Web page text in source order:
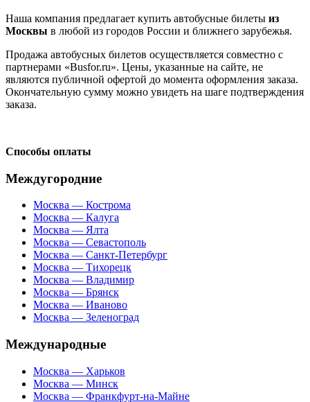
Наша компания предлагает купить автобусные билеты из
Москвы в любой из городов России и ближнего зарубежья.
Продажа автобусных билетов осуществляется совместно с
партнерами «Busfor.ru». Цены, указанные на сайте, не
являются публичной офертой до момента оформления заказа.
Окончательную сумму можно увидеть на шаге подтверждения
заказа.
Способы оплаты
Междугородние
Москва — Кострома
Москва — Калуга
Москва — Ялта
Москва — Севастополь
Москва — Санкт-Петербург
Москва — Тихорецк
Москва — Владимир
Москва — Брянск
Москва — Иваново
Москва — Зеленоград
Международные
Москва — Харьков
Москва — Минск
Москва — Франкфурт-на-Майне